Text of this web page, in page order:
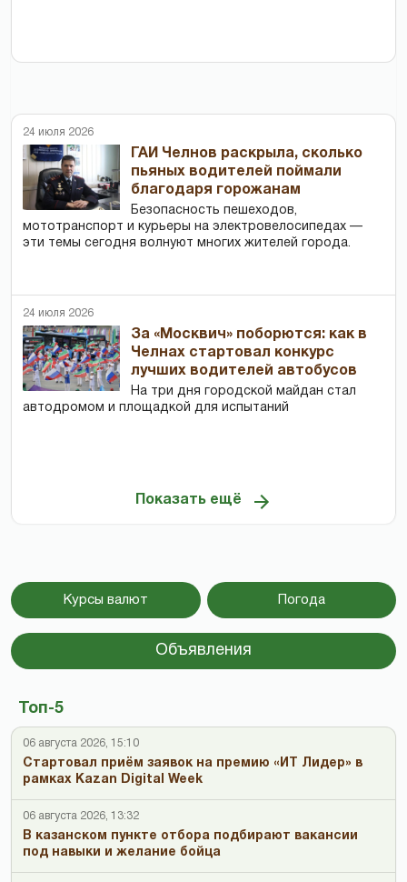
24 июля 2026
ГАИ Челнов раскрыла, сколько
пьяных водителей поймали
благодаря горожанам
Безопасность пешеходов,
мототранспорт и курьеры на электровелосипедах —
эти темы сегодня волнуют многих жителей города.
24 июля 2026
За «Москвич» поборются: как в
Челнах стартовал конкурс
лучших водителей автобусов
На три дня городской майдан стал
автодромом и площадкой для испытаний
Показать ещё
Курсы валют Погода
Объявления
Топ-5
06 августа 2026, 15:10
Стартовал приём заявок на премию «ИТ Лидер» в
рамках Kazan Digital Week
06 августа 2026, 13:32
В казанском пункте отбора подбирают вакансии
под навыки и желание бойца